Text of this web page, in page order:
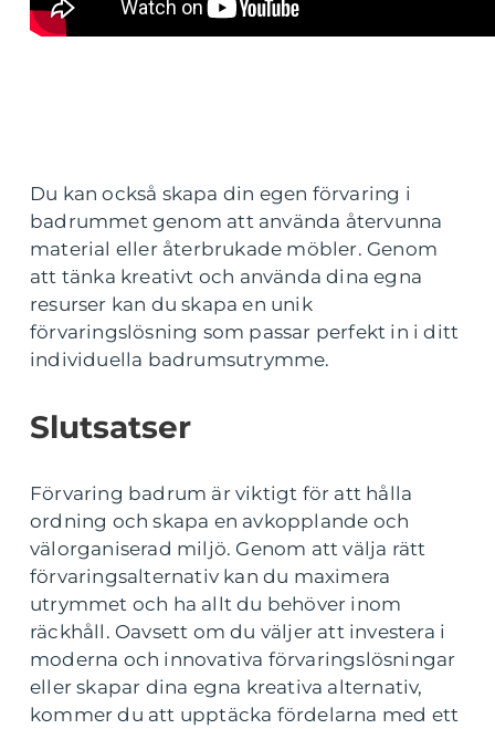
Du kan också skapa din egen förvaring i
badrummet genom att använda återvunna
material eller återbrukade möbler. Genom
att tänka kreativt och använda dina egna
resurser kan du skapa en unik
förvaringslösning som passar perfekt in i ditt
individuella badrumsutrymme.
Slutsatser
Förvaring badrum är viktigt för att hålla
ordning och skapa en avkopplande och
välorganiserad miljö. Genom att välja rätt
förvaringsalternativ kan du maximera
utrymmet och ha allt du behöver inom
räckhåll. Oavsett om du väljer att investera i
moderna och innovativa förvaringslösningar
eller skapar dina egna kreativa alternativ,
kommer du att upptäcka fördelarna med ett